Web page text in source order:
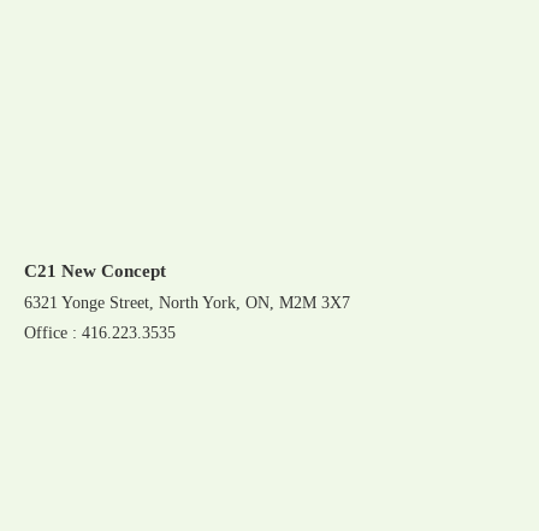
C21 New Concept
6321 Yonge Street, North York, ON, M2M 3X7
Office : 416.223.3535